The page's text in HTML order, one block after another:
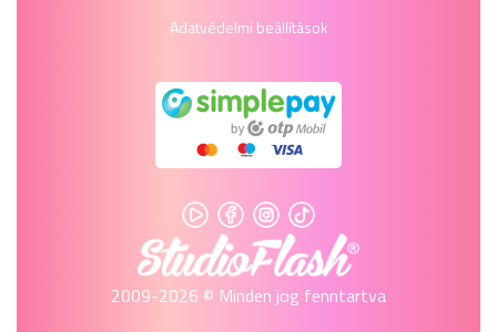
Adatvédelmi beállítások
2009-2026 © Minden jog fenntartva